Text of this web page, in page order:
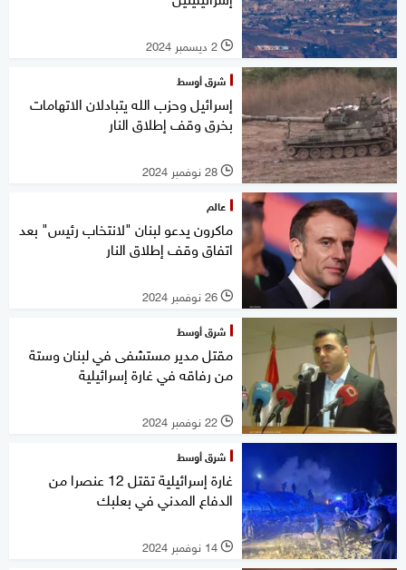
l 2 ديسمبر 2024
شرق أوسط
إسرائيل وحزب الله يتبادلان الاتهامات
بخرق وقف إطلاق النار
l 28 نوفمبر 2024
عالم
ماكرون يدعو لبنان "لانتخاب رئيس" بعد
اتفاق وقف إطلاق النار
l 26 نوفمبر 2024
شرق أوسط
مقتل مدير مستشفى في لبنان وستة
من رفاقه في غارة إسرائيلية
l 22 نوفمبر 2024
شرق أوسط
غارة إسرائيلية تقتل 12 عنصرا من
الدفاع المدني في بعلبك
l 14 نوفمبر 2024